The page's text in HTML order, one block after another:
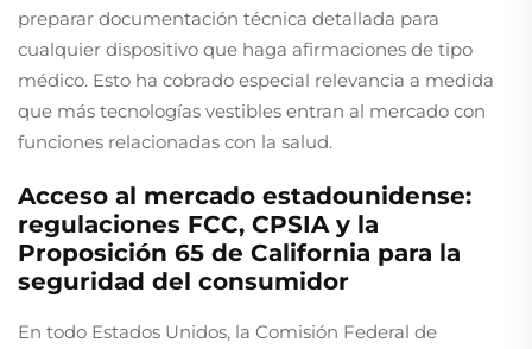
preparar documentación técnica detallada para
cualquier dispositivo que haga afirmaciones de tipo
médico. Esto ha cobrado especial relevancia a medida
que más tecnologías vestibles entran al mercado con
funciones relacionadas con la salud.
Acceso al mercado estadounidense:
regulaciones FCC, CPSIA y la
Proposición 65 de California para la
seguridad del consumidor
En todo Estados Unidos, la Comisión Federal de